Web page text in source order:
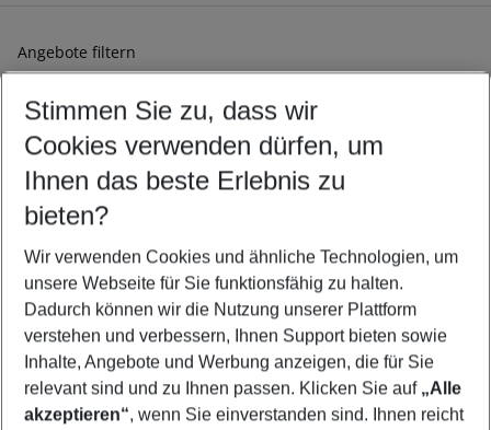
Angebote filtern
Ändern Sie Ihre Kriterien nach Ihren Wünschen
Abflughafen wählen
Beliebiger Abflughafen
Reisezeitraum wählen
11.08.26– 09.08.27 5-8 Nächte
2 Erwachsene Keine Kinder
Mehr Filter anzeigen
Stimmen Sie zu, dass wir
Cookies verwenden dürfen, um
Ihnen das beste Erlebnis zu
bieten?
Wir verwenden Cookies und ähnliche Technologien, um
unsere Webseite für Sie funktionsfähig zu halten.
Dadurch können wir die Nutzung unserer Plattform
verstehen und verbessern, Ihnen Support bieten sowie
Inhalte, Angebote und Werbung anzeigen, die für Sie
relevant sind und zu Ihnen passen. Klicken Sie auf „Alle
akzeptieren“, wenn Sie einverstanden sind. Ihnen reicht